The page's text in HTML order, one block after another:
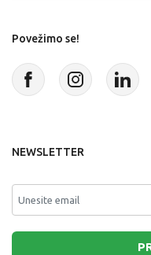
Povežimo se!
NEWSLETTER